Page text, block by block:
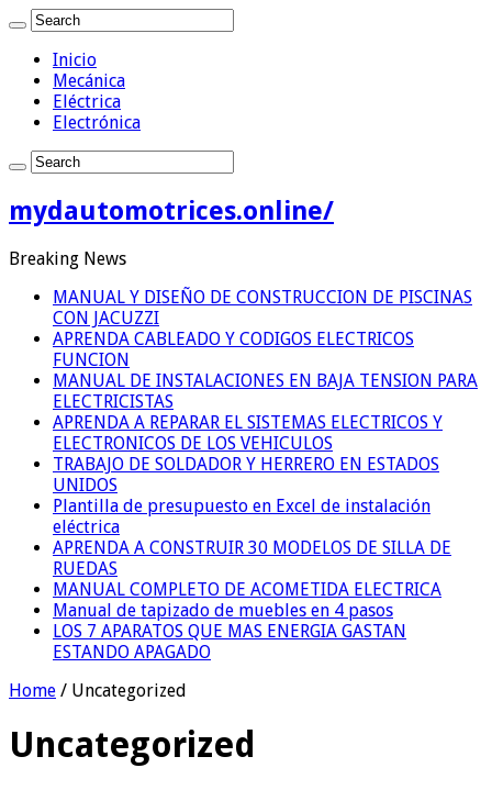
Inicio
Mecánica
Eléctrica
Electrónica
mydautomotrices.online/
Breaking News
MANUAL Y DISEÑO DE CONSTRUCCION DE PISCINAS
CON JACUZZI
APRENDA CABLEADO Y CODIGOS ELECTRICOS
FUNCION
MANUAL DE INSTALACIONES EN BAJA TENSION PARA
ELECTRICISTAS
APRENDA A REPARAR EL SISTEMAS ELECTRICOS Y
ELECTRONICOS DE LOS VEHICULOS
TRABAJO DE SOLDADOR Y HERRERO EN ESTADOS
UNIDOS
Plantilla de presupuesto en Excel de instalación
eléctrica
APRENDA A CONSTRUIR 30 MODELOS DE SILLA DE
RUEDAS
MANUAL COMPLETO DE ACOMETIDA ELECTRICA
Manual de tapizado de muebles en 4 pasos
LOS 7 APARATOS QUE MAS ENERGIA GASTAN
ESTANDO APAGADO
Home / Uncategorized
Uncategorized